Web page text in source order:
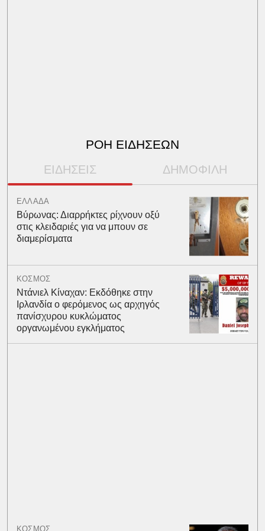
ΡΟΗ ΕΙΔΗΣΕΩΝ
ΕΙΔΗΣΕΙΣ ΔΗΜΟΦΙΛΗ
ΕΛΛΑΔΑ
Βύρωνας: Διαρρήκτες ρίχνουν οξύ
στις κλειδαριές για να μπουν σε
διαμερίσματα
ΚΟΣΜΟΣ
Ντάνιελ Κίναχαν: Εκδόθηκε στην
Ιρλανδία ο φερόμενος ως αρχηγός
πανίσχυρου κυκλώματος
οργανωμένου εγκλήματος
ΚΟΣΜΟΣ